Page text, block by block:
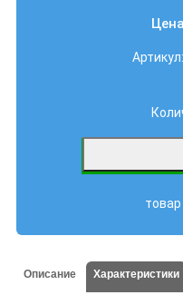
Артикул:
Описание Характеристики